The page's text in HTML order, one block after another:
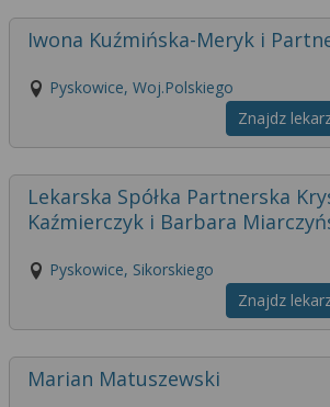
Iwona Kuźmińska-Meryk i
Pyskowice, Woj.Polskiego
Znajdz
Lekarska Spółka Partnerska
Kaźmierczyk i Barbara
Pyskowice, Sikorskiego
Znajdz
Marian Matuszewski
możesz też wycofać zgodę na
danych tylko w niektórych celach.
dowiedzieć się więcej lub chcesz
konfigurację szczegółową, to
za pomocą „Ustawień
narzędzi zewnętrznych w naszym
znajdziesz w Regulaminie Serwisu.